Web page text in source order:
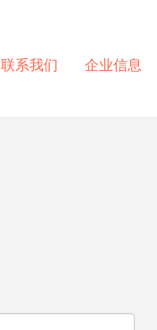
联系我们 企业信息